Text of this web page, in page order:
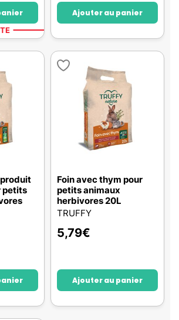
Ajouter au panier
petits
Foin avec thym pour
petits animaux
herbivores 20L
TRUFFY
5,79€
Ajouter au panier